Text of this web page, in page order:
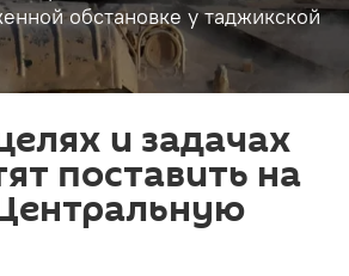
обстановке у таджикской
и задачах
поставить на